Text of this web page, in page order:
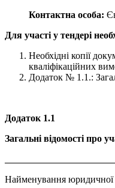
Контактна особа:
Для участі у тендері
Необхідні копії
кваліфікаційних
Додаток № 1.1.:
Додаток 1.1
Загальні відомості про
Найменування юридичної